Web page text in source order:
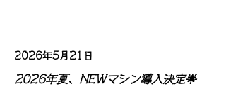
2026年5月21日
2026年夏、NEWマシン導入決定🌟